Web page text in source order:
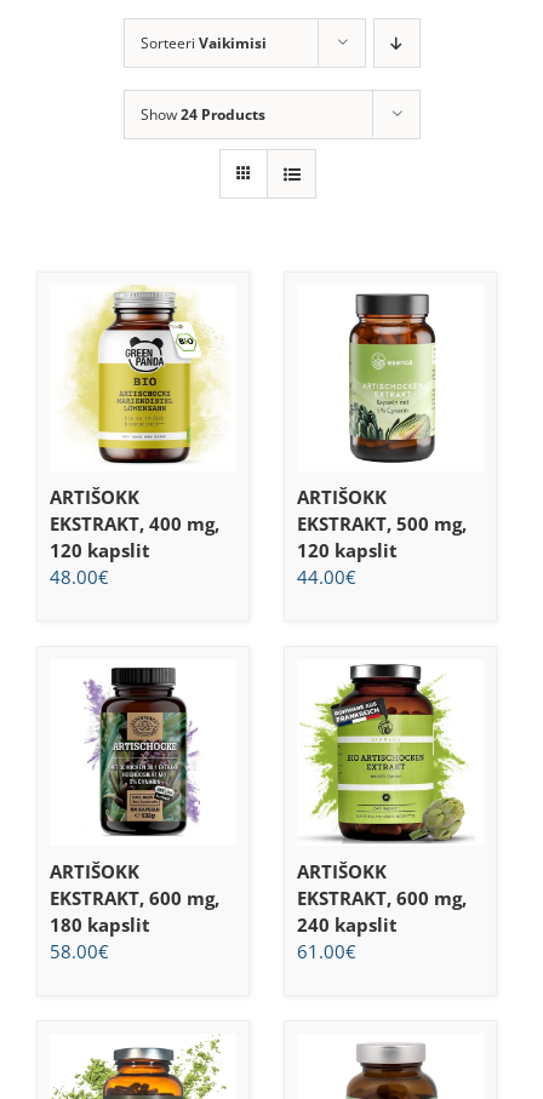
Sorteeri Vaikimisi
Show24 Products
ARTIŠOKK
EKSTRAKT, 400 mg,
120 kapslit
48.00€
ARTIŠOKK
EKSTRAKT, 500 mg,
120 kapslit
44.00€
ARTIŠOKK
EKSTRAKT, 600 mg,
180 kapslit
58.00€
ARTIŠOKK
EKSTRAKT, 600 mg,
240 kapslit
61.00€